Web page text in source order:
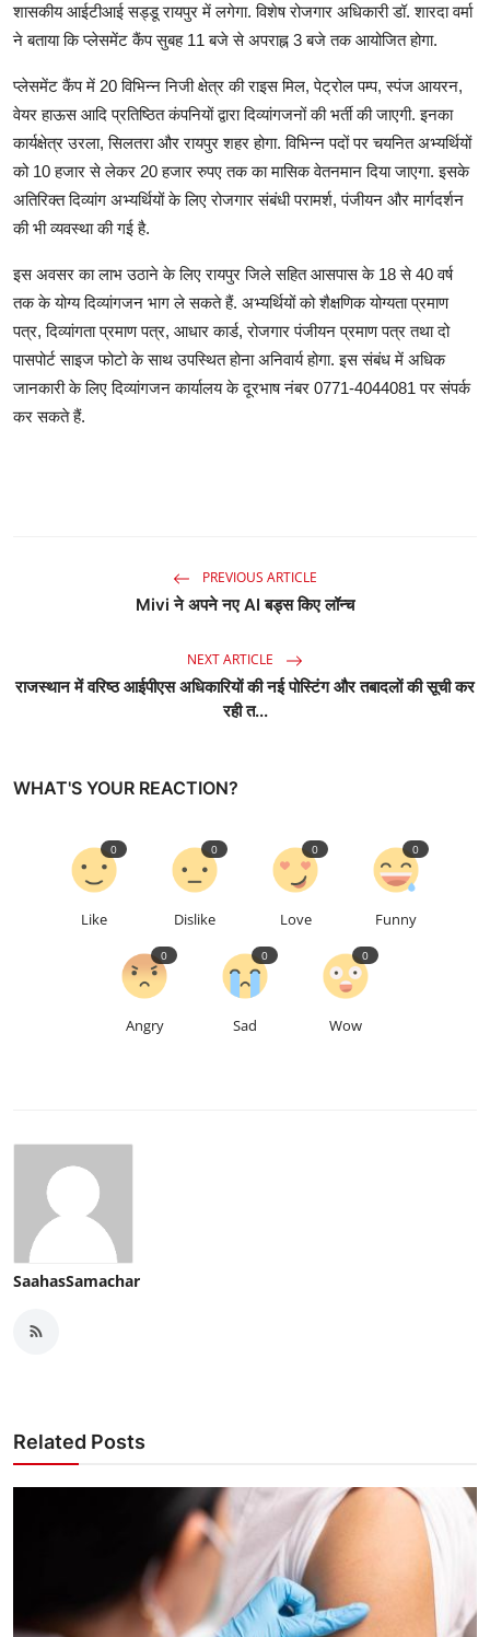
शासकीय आईटीआई सड्डू रायपुर में लगेगा. विशेष रोजगार अधिकारी डॉ. शारदा वर्मा
ने बताया कि प्लेसमेंट कैंप सुबह 11 बजे से अपराह्न 3 बजे तक आयोजित होगा.
प्लेसमेंट कैंप में 20 विभिन्न निजी क्षेत्र की राइस मिल, पेट्रोल पम्प, स्पंज आयरन,
वेयर हाऊस आदि प्रतिष्ठित कंपनियों द्वारा दिव्यांगजनों की भर्ती की जाएगी. इनका
कार्यक्षेत्र उरला, सिलतरा और रायपुर शहर होगा. विभिन्न पदों पर चयनित अभ्यर्थियों
को 10 हजार से लेकर 20 हजार रुपए तक का मासिक वेतनमान दिया जाएगा. इसके
अतिरिक्त दिव्यांग अभ्यर्थियों के लिए रोजगार संबंधी परामर्श, पंजीयन और मार्गदर्शन
की भी व्यवस्था की गई है.
इस अवसर का लाभ उठाने के लिए रायपुर जिले सहित आसपास के 18 से 40 वर्ष
तक के योग्य दिव्यांगजन भाग ले सकते हैं. अभ्यर्थियों को शैक्षणिक योग्यता प्रमाण
पत्र, दिव्यांगता प्रमाण पत्र, आधार कार्ड, रोजगार पंजीयन प्रमाण पत्र तथा दो
पासपोर्ट साइज फोटो के साथ उपस्थित होना अनिवार्य होगा. इस संबंध में अधिक
जानकारी के लिए दिव्यांगजन कार्यालय के दूरभाष नंबर 0771-4044081 पर संपर्क
कर सकते हैं.
PREVIOUS ARTICLE
Mivi ने अपने नए AI बड्स किए लॉन्च
NEXT ARTICLE
राजस्थान में वरिष्ठ आईपीएस अधिकारियों की नई पोस्टिंग और तबादलों की सूची कर
रही त...
WHAT'S YOUR REACTION?
Like
0
Dislike
0
Love
0
Funny
0
Angry
0
Sad
0
Wow
0
SaahasSamachar
Related Posts